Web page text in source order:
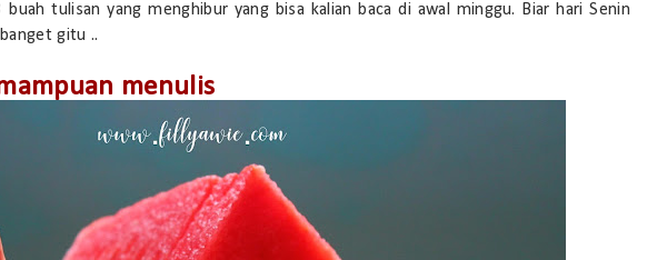
buah tulisan yang menghibur yang bisa kalian baca di awal minggu. Biar hari Senin
gitu ..
menulis